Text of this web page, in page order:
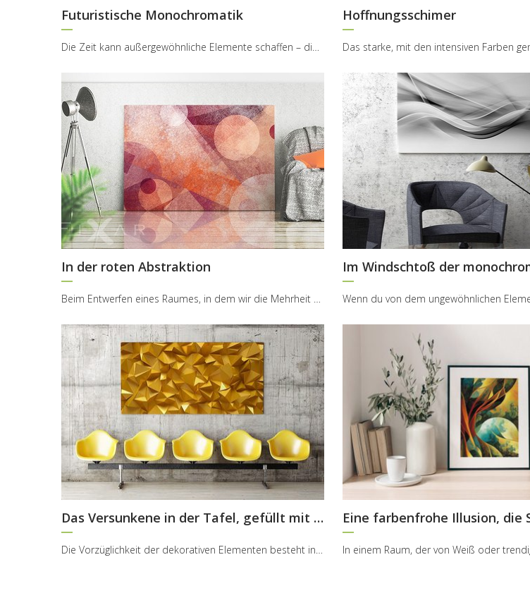
Futuristische Monochromatik
Die Zeit kann außergewöhnliche Elemente schaffen – die uns umgebende Welt ist eine Anhäufung der ...
Hoffnungsschimer
In der roten Abstraktion
Das Versunkene in der Tafel, gefüllt mit Gold
Die Vorzüglichkeit der dekorativen Elementen besteht in ihrer Einfachheit – nur das, was sogar in...
Eine farbenfrohe Illusion, die